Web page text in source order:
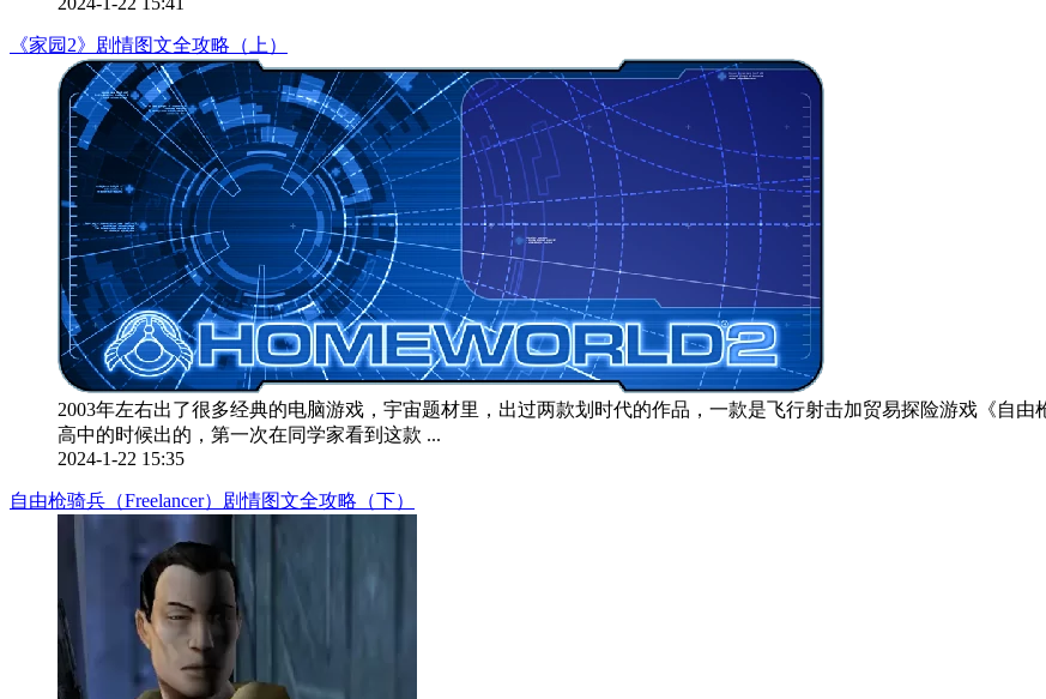
《家园2》剧情图文全攻略（上）
2003年左右出了很多经典的电脑游戏，宇宙题材里，出过两款划时代的作品，一款是飞行射击加贸易探险游戏《自
高中的时候出的，第一次在同学家看到这款 ...
2024-1-22 15:35
自由枪骑兵（Freelancer）剧情图文全攻略（下）